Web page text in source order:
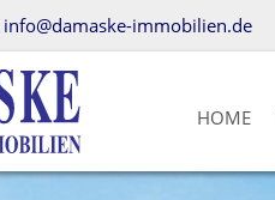
info@damaske-immobilien.de
HOME